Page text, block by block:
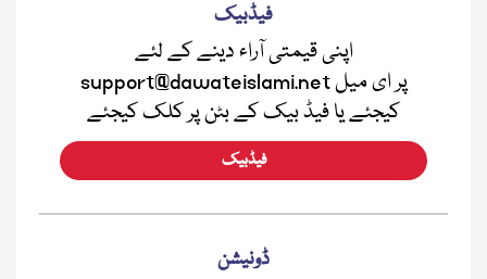
فیڈبیک
اپنی قیمتی آراء دینے کے لئے
support@dawateislami.net پر ای میل
کیجئے یا فیڈ بیک کے بٹن پر کلک کیجئے
فیڈبیک
ڈونیشن